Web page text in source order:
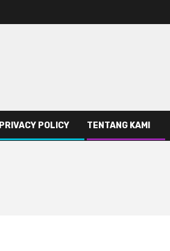
PRIVACY POLICY TENTANG KAMI